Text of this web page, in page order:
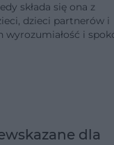
składa się ona z
dzieci partnerów i
wyrozumiałość i
dla